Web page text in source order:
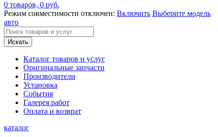
0 товаров, 0 руб.
Режим совместимости отключен: Включить Выберите модель
авто
Искать
Каталог товаров и услуг
Оригинальные запчасти
Производители
Установка
События
Галерея работ
Оплата и возврат
каталог